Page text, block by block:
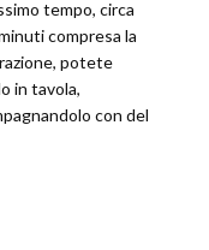
tempo, circa
compresa la
potete
in tavola,
con del